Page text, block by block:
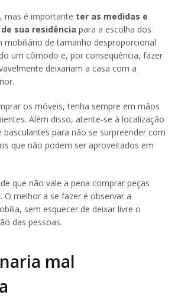
mas é importante ter as medidas e
sua residência para a escolha dos
mobiliário de tamanho desproporcional
um cômodo e, por consequência, fazer
deixariam a casa com a
os móveis, tenha sempre em mãos
Além disso, atente-se à localização
basculantes para não se surpreender com
que não podem ser aproveitados em
que não vale a pena comprar peças
O melhor a se fazer é observar a
sem esquecer de deixar livre o
das pessoas.
mal